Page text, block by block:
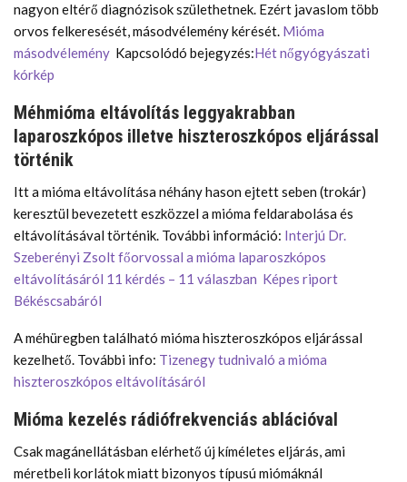
nagyon eltérő diagnózisok születhetnek. Ezért javaslom több
orvos felkeresését, másodvélemény kérését. Mióma
másodvélemény Kapcsolódó bejegyzés:Hét nőgyógyászati
kórkép
Méhmióma eltávolítás leggyakrabban
laparoszkópos illetve hiszteroszkópos eljárással
történik
Itt a mióma eltávolítása néhány hason ejtett seben (trokár)
keresztül bevezetett eszközzel a mióma feldarabolása és
eltávolításával történik. További információ: Interjú Dr.
Szeberényi Zsolt főorvossal a mióma laparoszkópos
eltávolításáról 11 kérdés – 11 válaszban Képes riport
Békéscsabáról
A méhüregben található mióma hiszteroszkópos eljárással
kezelhető. További info: Tizenegy tudnivaló a mióma
hiszteroszkópos eltávolításáról
Mióma kezelés rádiófrekvenciás ablációval
Csak magánellátásban elérhető új kíméletes eljárás, ami
méretbeli korlátok miatt bizonyos típusú miómáknál